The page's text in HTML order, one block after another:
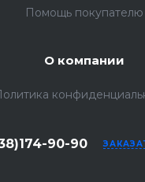
Помощь покупателю
О компании
90-90